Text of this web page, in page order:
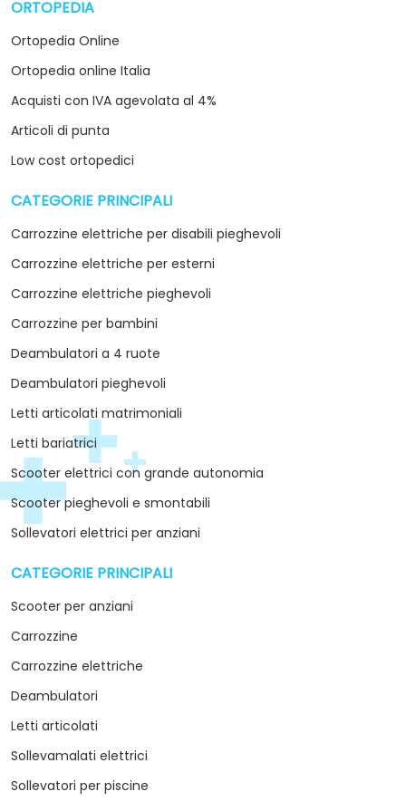
ORTOPEDIA
Ortopedia Online
Ortopedia online Italia
Acquisti con IVA agevolata al 4%
Articoli di punta
Low cost ortopedici
CATEGORIE PRINCIPALI
Carrozzine elettriche per disabili pieghevoli
Carrozzine elettriche per esterni
Carrozzine elettriche pieghevoli
Carrozzine per bambini
Deambulatori a 4 ruote
Deambulatori pieghevoli
Letti articolati matrimoniali
Letti bariatrici
Scooter elettrici con grande autonomia
Scooter pieghevoli e smontabili
Sollevatori elettrici per anziani
CATEGORIE PRINCIPALI
Scooter per anziani
Carrozzine
Carrozzine elettriche
Deambulatori
Letti articolati
Sollevamalati elettrici
Sollevatori per piscine